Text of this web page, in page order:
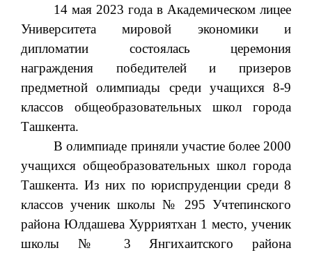
14 мая 2023 года в Академическом лицее
Университета мировой экономики и
дипломатии состоялась церемония
награждения победителей и призеров
предметной олимпиады среди учащихся 8-9
классов общеобразовательных школ города
Ташкента.
В олимпиаде приняли участие более 2000
учащихся общеобразовательных школ города
Ташкента. Из них по юриспруденции среди 8
классов ученик школы № 295 Учтепинского
района Юлдашева Хурриятхан 1 место, ученик
школы № 3 Янгихаитского района